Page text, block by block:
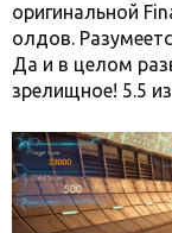
оригинальной
олдов.
Да и в целом
зрелищное! 5.5